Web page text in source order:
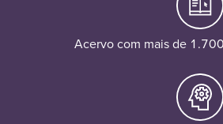
Acervo com mais de